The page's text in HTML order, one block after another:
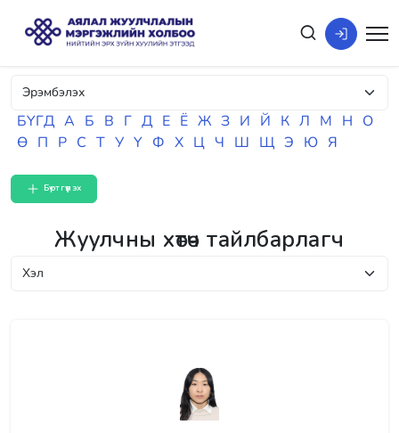
БҮГД А Б В Г Д Е Ё Ж З И Й К Л М Н О
Ө П Р С Т У Ү Ф Х Ц Ч Ш Щ Э Ю Я
Бүртгүүлэх
Жуулчны хөтөч тайлбарлагч